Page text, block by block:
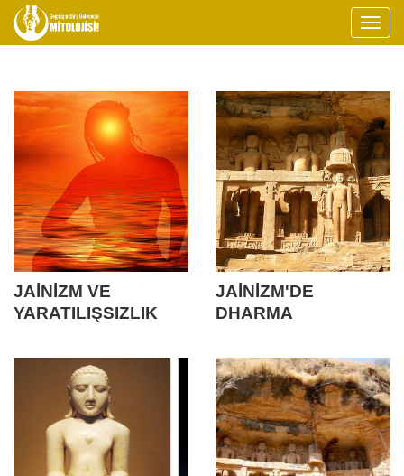
JAİNİZM VE
YARATILIŞSIZLIK
JAİNİZM'DE
DHARMA